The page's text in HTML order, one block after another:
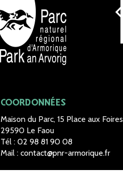
COORDONNÉES
Maison du Parc, 15 Place aux Foires
29590 Le Faou
Tél : 02 98 81 90 08
Mail : contact@pnr-armorique.fr